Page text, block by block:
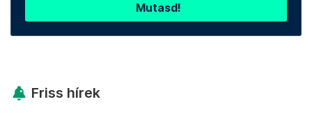
Mutasd!
Friss hírek